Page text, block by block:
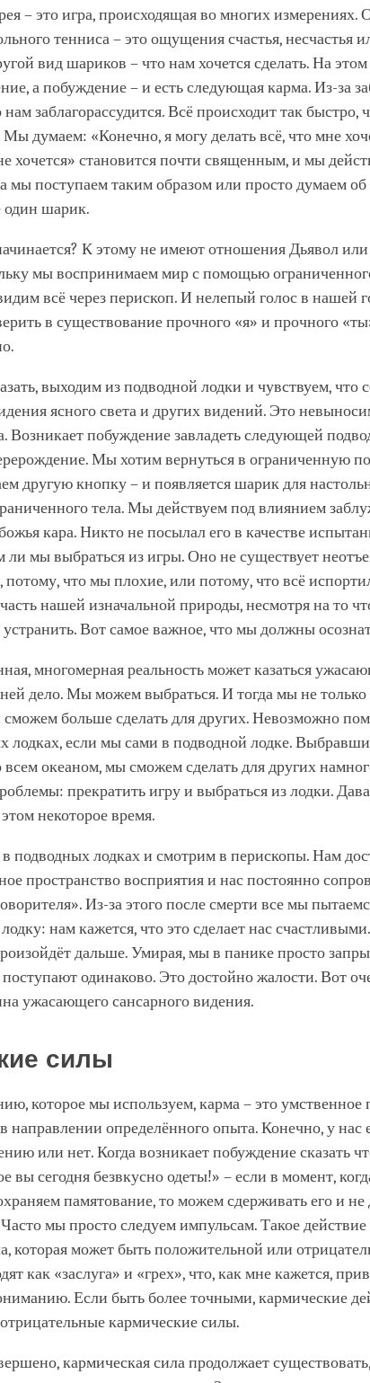
– это игра, происходящая во многих измерениях.
тенниса – это ощущения счастья, несчастья
вид шариков – что нам хочется сделать. На
а побуждение – и есть следующая карма. Из-за
заблагорассудится. Всё происходит так быстро,
Мы думаем: «Конечно, я могу делать всё, что мне
хочется» становится почти священным, и мы
мы поступаем таким образом или просто думаем об
один шарик.
К этому не имеют отношения Дьявол
мы воспринимаем мир с помощью
всё через перископ. И нелепый голос в нашей
в существование прочного «я» и прочного
выходим из подводной лодки и чувствуем, что
ясного света и других видений. Это
Возникает побуждение завладеть следующей
Мы хотим вернуться в ограниченную
другую кнопку – и появляется шарик для
тела. Мы действуем под влиянием
кара. Никто не посылал его в качестве
ли мы выбраться из игры. Оно не существует
потому, что мы плохие, или потому, что всё
нашей изначальной природы, несмотря на то
Вот самое важное, что мы должны
многомерная реальность может казаться
дело. Мы можем выбраться. И тогда мы не только
сможем больше сделать для других. Невозможно
лодках, если мы сами в подводной лодке.
всем океаном, мы сможем сделать для других
прекратить игру и выбраться из лодки.
некоторое время.
подводных лодках и смотрим в перископы. Нам
пространство восприятия и нас постоянно
Из-за этого после смерти все мы
нам кажется, что это сделает нас
дальше. Умирая, мы в панике просто
одинаково. Это достойно жалости. Вот
ужасающего сансарного видения.
силы
которое мы используем, карма – это умственное
направлении определённого опыта. Конечно, у нас
или нет. Когда возникает побуждение сказать
вы сегодня безвкусно одеты!» – если в момент,
памятование, то можем сдерживать его и не
мы просто следуем импульсам. Такое действие
которая может быть положительной или
как «заслуга» и «грех», что, как мне кажется,
Если быть более точными, кармические
кармические силы.
кармическая сила продолжает